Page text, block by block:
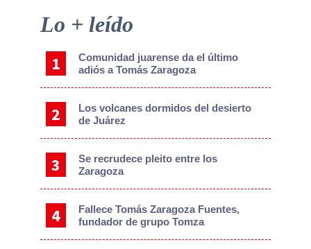
Primary
Lo + leído
Comunidad juarense da el último
adiós a Tomás Zaragoza
Los volcanes dormidos del desierto
de Juárez
Se recrudece pleito entre los
Zaragoza
Fallece Tomás Zaragoza Fuentes,
fundador de grupo Tomza